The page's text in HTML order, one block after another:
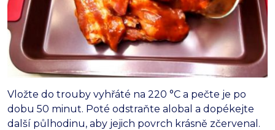
Vložte do trouby vyhřáté na 220 °C a pečte je po
dobu 50 minut. Poté odstraňte alobal a dopékejte
další půlhodinu, aby jejich povrch krásně zčervenal.